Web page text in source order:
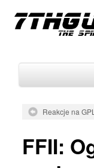
Archiwum
Reakcje na
FFII: